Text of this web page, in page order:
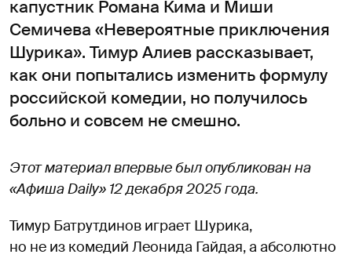
капустник Романа Кима и Миши
Семичева «Невероятные приключения
Шурика». Тимур Алиев рассказывает,
как они попытались изменить формулу
российской комедии, но получилось
больно и совсем не смешно.
Этот материал впервые был опубликован на
«Афиша Daily» 12 декабря 2025 года.
Тимур Батрутдинов играет Шурика,
но не из комедий Леонида Гайдая, а абсолютно